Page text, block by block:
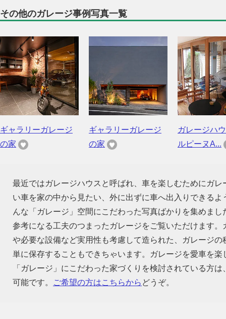
その他のガレージ事例写真一覧
ギャラリーガレージ
の家
ギャラリーガレージ
の家
ガレージハ
ルピーヌA...
最近ではガレージハウスと呼ばれ、車を楽しむためにガ
い車を家の中から見たい、外に出ずに車へ出入りできる
んな「ガレージ」空間にこだわった写真ばかりを集めま
参考になる工夫のつまったガレージをご覧いただけます
や必要な設備など実用性も考慮して造られた、ガレージ
単に保存することもできちゃいます。ガレージを愛車を
「ガレージ」にこだわった家づくりを検討されている方
可能です。
ご希望の方はこちらから どうぞ。